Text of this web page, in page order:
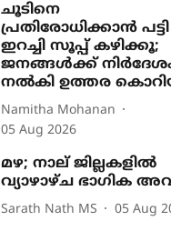
ചൂടിനെ
പ്രതിരോധിക്കാൻ പട്ടി
ഇറച്ചി സൂപ്പ് കഴിക്കൂ;
ജനങ്ങൾക്ക്
നൽകി ഉത്തര
Namitha Mohanan
05 Aug 2026
മഴ; നാല് ജില്ലകളിൽ
വ്യാഴാഴ്ച ഭാഗിക
Sarath Nath MS 05 Aug